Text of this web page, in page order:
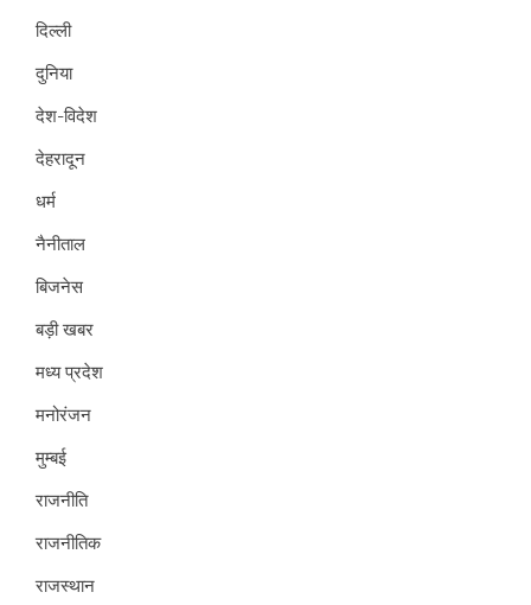
दिल्ली
दुनिया
देश-विदेश
देहरादून
धर्म
नैनीताल
बिजनेस
बड़ी खबर
मध्य प्रदेश
मनोरंजन
मुम्बई
राजनीति
राजनीतिक
राजस्थान